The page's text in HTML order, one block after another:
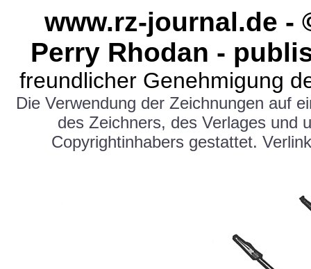
www.rz-journal.de -
Perry Rhodan -
freundlicher Genehmigung
Die Verwendung der Zeichnungen auf
des Zeichners, des Verlages und
Copyrightinhabers gestattet.